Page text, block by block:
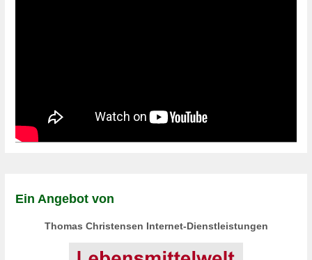
Ein Angebot von
Thomas Christensen Internet-Dienstleistungen